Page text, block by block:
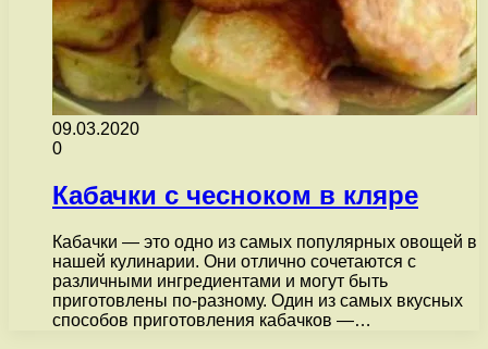
09.03.2020
0
Кабачки с чесноком в кляре
Кабачки — это одно из самых популярных овощей в
нашей кулинарии. Они отлично сочетаются с
различными ингредиентами и могут быть
приготовлены по-разному. Один из самых вкусных
способов приготовления кабачков —…